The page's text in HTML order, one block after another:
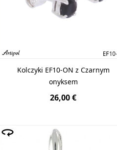
Kolczyki EF10-ON z Czarnym
onyksem
26,00 €